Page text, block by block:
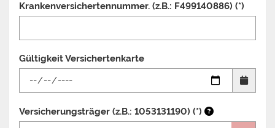
Krankenversichertennummer. (z.B.: F499140886) (*)
Gültigkeit Versichertenkarte
Versicherungsträger (z.B.: 1053131190) (*)